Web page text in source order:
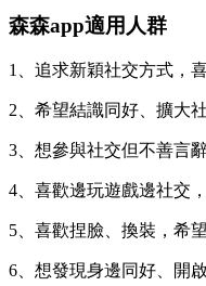
森森app適用人群
1、追求新穎社交方式，
2、希望結識同好、擴大
3、想參與社交但不善言
4、喜歡邊玩遊戲邊社交
5、喜歡捏臉、換裝，希
6、想發現身邊同好、開